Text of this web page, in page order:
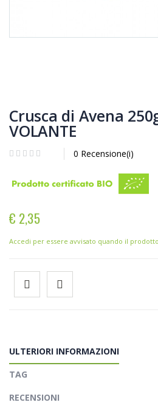
Crusca di Avena
VOLANTE
0 Recensione(i)
€ 2,35
Accedi per essere avvisato quando il
ULTERIORI INFORMAZIONI
TAG
RECENSIONI